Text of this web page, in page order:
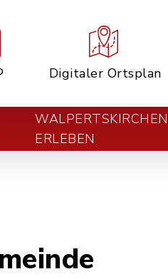
Digitaler Ortsplan
WALPERTSKIRCHEN
ERLEBEN